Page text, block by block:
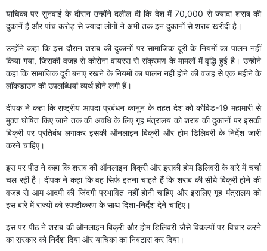
याचिका पर सुनवाई के दौरान उन्होंने दलील दी कि देश में 70,000 से ज्यादा शराब की
दुकानें हैं और पांच करोड़ से ज्यादा लोगों ने अभी तक इन दुकानों से शराब खरीदी है।
उन्होंने कहा कि इस दौरान शराब की दुकानों पर सामाजिक दूरी के नियमों का पालन नहीं
किया गया, जिसकी वजह से कोरोना वायरस से संक्रमण के मामलों में वृद्धि हुई है। उन्होने
कहा कि सामाजिक दूरी बनाए रखने के नियमों का पालन नहीं होने की वजह से एक महीने के
लॉकडाउन की उपलब्धियां व्यर्थ होने लगी हैं।
दीपक ने कहा कि राष्ट्रीय आपदा प्रबंधन कानून के तहत देश को कोविड-19 महामारी से
मुक्त घोषित किए जाने तक की अवधि के लिए गृह मंत्रालय को शराब की दुकानों पर इसकी
बिक्री पर प्रतिबंध लगाकर इसकी ऑनलाइन बिक्री और होम डिलिवरी के निर्देश जारी
करने चाहिए।
इस पर पीठ ने कहा कि शराब की ऑनलाइन बिक्री और इसकी होम डिलिवरी के बारे में चर्चा
चल रही है। दीपक ने कहा कि वह सिर्फ इतना चाहते हैं कि शराब की सीधे बिक्री होने की
वजह से आम आदमी की जिंदगी प्रभावित नहीं होनी चाहिए और इसलिए गृह मंत्रालय को
इस बारे में राज्यों को स्पष्टीकरण के साथ दिशा-निर्देश देने चाहिए।
इस पर पीठ ने शराब की ऑनलाइन बिक्री और होम डिलिवरी जैसे विकल्पों पर विचार करने
का सरकार को निर्देश दिया और याचिका का निबटारा कर दिया।